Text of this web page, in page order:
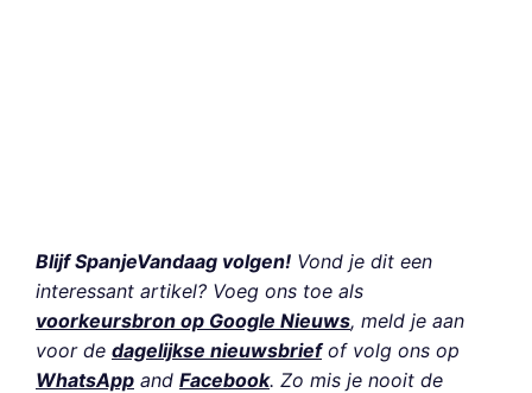
Blijf SpanjeVandaag volgen! Vond je dit een
interessant artikel? Voeg ons toe als
voorkeursbron op Google Nieuws, meld je aan
voor de dagelijkse nieuwsbriefof volg ons op
WhatsApp and Facebook. Zo mis je nooit de